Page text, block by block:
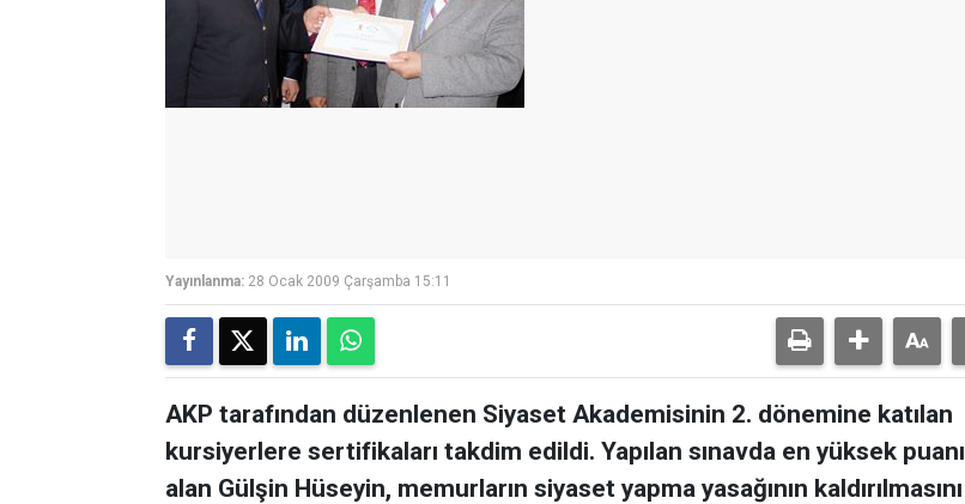
Yayınlanma: 28 Ocak 2009 Çarşamba 15:11
AKP tarafından düzenlenen Siyaset Akademisinin 2. dönemine katılan
kursiyerlere sertifikaları takdim edildi. Yapılan sınavda en yüksek puanı
alan Gülşin Hüseyin, memurların siyaset yapma yasağının kaldırılmasını